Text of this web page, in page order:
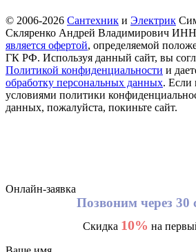
© 2006-2026 Сантехник и Электрик
Скляренко Андрей Владимирович ИНН
является офертой, определяемой
ГК РФ. Используя данный сайт, вы
Политикой конфиденциальности и
обработку персональных данных. Если
условиями политики
данных, пожалуйста, покиньте сайт.
Онлайн-заявка
Позвоним через 30
Скидка 10% на